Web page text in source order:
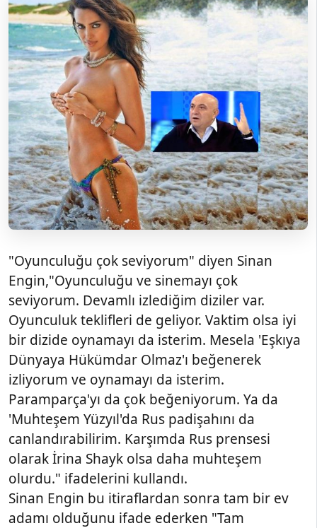
"Oyunculuğu çok seviyorum" diyen Sinan
Engin,"Oyunculuğu ve sinemayı çok
seviyorum. Devamlı izlediğim diziler var.
Oyunculuk teklifleri de geliyor. Vaktim olsa iyi
bir dizide oynamayı da isterim. Mesela 'Eşkıya
Dünyaya Hükümdar Olmaz'ı beğenerek
izliyorum ve oynamayı da isterim.
Paramparça'yı da çok beğeniyorum. Ya da
'Muhteşem Yüzyıl'da Rus padişahını da
canlandırabilirim. Karşımda Rus prensesi
olarak İrina Shayk olsa daha muhteşem
olurdu." ifadelerini kullandı.
Sinan Engin bu itiraflardan sonra tam bir ev
adamı olduğunu ifade ederken "Tam